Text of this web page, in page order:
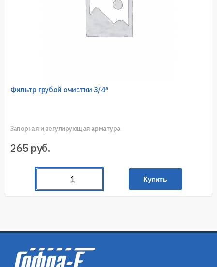
Фильтр грубой очистки 3/4″
Запорная и регулирующая арматура
265 руб.
Купить